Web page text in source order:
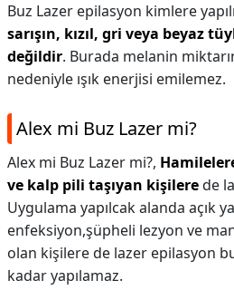
Buz Lazer epilasyon kimlere
sarışın, kızıl, gri veya beyaz
değildir. Burada melanin
nedeniyle ışık enerjisi emilemez.
Alex mi Buz Lazer mi?
Alex mi Buz Lazer mi?,
ve kalp pili taşıyan kişilerede
Uygulama yapılcak alanda açık
enfeksiyon,şüpheli lezyon ve
olan kişilere de lazer epilasyon
kadar yapılamaz.